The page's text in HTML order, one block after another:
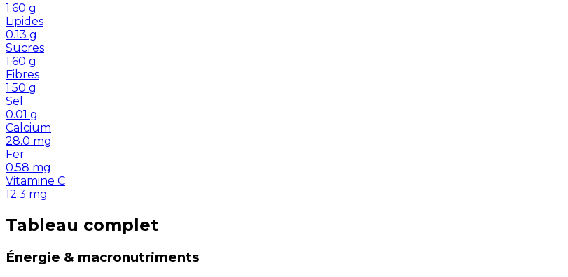
1.60 g
Lipides
0.13 g
Sucres
1.60 g
Fibres
1.50 g
Sel
0.01 g
Calcium
28.0 mg
Fer
0.58 mg
Vitamine C
12.3 mg
Tableau complet
Énergie & macronutriments